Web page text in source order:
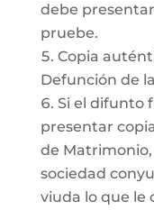
debe
pruebe.
Copia
Defunción de
Si el difunto
presentar
de
sociedad
viuda lo que le